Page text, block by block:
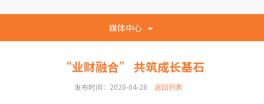
媒体中心
“业财融合” 共筑成长基石
发布时间：2020-04-28 返回列表